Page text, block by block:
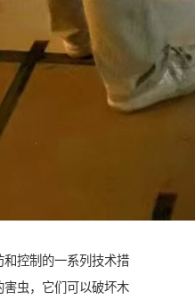
和控制的一系列技术措
虫，它们可以破坏木